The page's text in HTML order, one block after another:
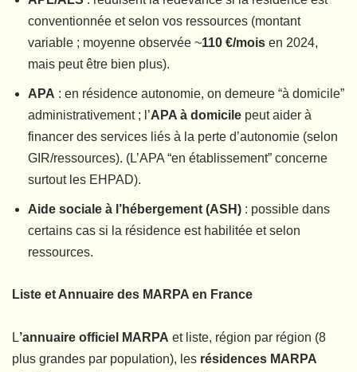
conventionnée et selon vos ressources (montant
variable ; moyenne observée ~110 €/mois en 2024,
mais peut être bien plus).
APA : en résidence autonomie, on demeure “à domicile”
administrativement ; l’APA à domicile peut aider à
financer des services liés à la perte d’autonomie (selon
GIR/ressources). (L’APA “en établissement” concerne
surtout les EHPAD).
Aide sociale à l’hébergement (ASH) : possible dans
certains cas si la résidence est habilitée et selon
ressources.
Liste et Annuaire des MARPA en France
L’annuaire officiel MARPA et liste, région par région (8
plus grandes par population), les résidences MARPA